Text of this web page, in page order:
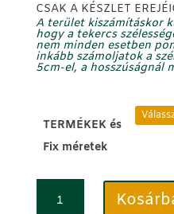
CSAK A KÉSZLET
A terület kiszámításkor
hogy a tekercs
nem minden esetben
inkább számoljatok a
5cm-el, a hosszúságnál
TERMÉKEK és
Fix méretek
FRIDAY